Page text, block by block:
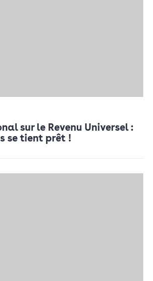
sur le Revenu Universel :
se tient prêt !